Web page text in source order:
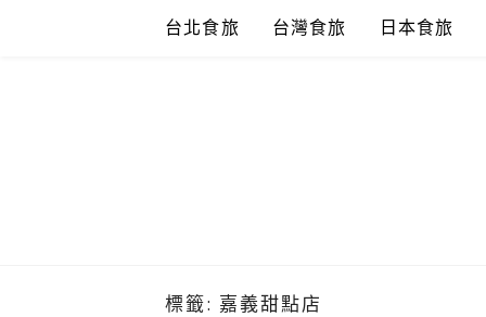
台北食旅 台灣食旅 日本食旅
標籤: 嘉義甜點店